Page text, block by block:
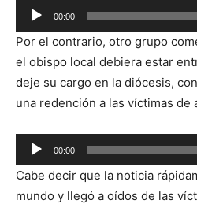
Reproductor
de
audio
00:00
Por el contrario, otro grupo
el obispo local debiera estar
deje su cargo en la diócesis,
una redención a las víctimas de
Reproductor
de
audio
00:00
Cabe decir que la noticia
mundo y llegó a oídos de las